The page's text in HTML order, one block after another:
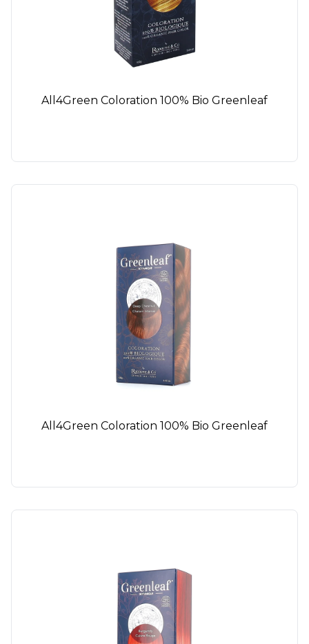
All4Green Coloration 100% Bio Greenleaf
All4Green Coloration 100% Bio Greenleaf